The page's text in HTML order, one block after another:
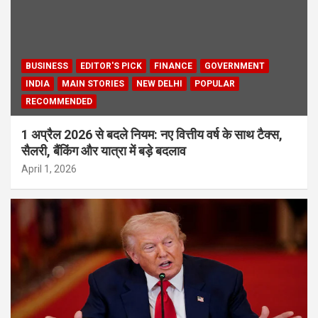
BUSINESS EDITOR'S PICK FINANCE
GOVERNMENT
INDIA
MAIN STORIES NEW DELHI
POPULAR
RECOMMENDED
1 अप्रैल 2026 से बदले नियम: नए वित्तीय वर्ष के साथ टैक्स,
सैलरी, बैंकिंग और यात्रा में बड़े बदलाव
April 1, 2026